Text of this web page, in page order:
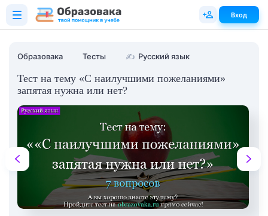
Образовака Тесты ✍ Русский язык
Тест на тему «С наилучшими пожеланиями»
запятая нужна или нет?
Вход